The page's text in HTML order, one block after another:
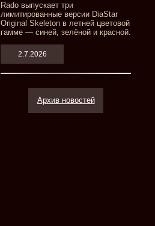
Rado выпускает три
лимитированные версии DiaStar
Original Skeleton в летней цветовой
гамме — синей, зелёной и красной.
2.7.2026
Архив новостей